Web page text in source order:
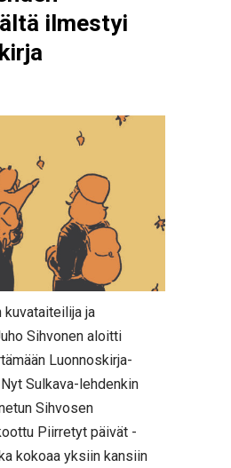
ilmestyi
kuvataiteilija ja
Sihvonen aloitti
Luonnoskirja-
Sulkava-lehdenkin
Sihvosen
Piirretyt päivät -
kokoaa yksiin kansiin